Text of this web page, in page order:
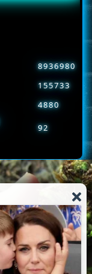
92
8936980
155733
4880